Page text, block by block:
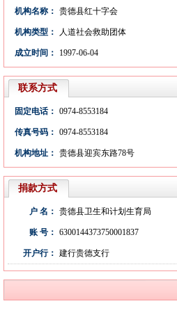
机构名称： 贵德县红十字会
机构类型： 人道社会救助团体
成立时间： 1997-06-04
联系方式
固定电话： 0974-8553184
传真号码： 0974-8553184
机构地址： 贵德县迎宾东路78号
捐款方式
户 名： 贵德县卫生和计划生育局
账 号： 6300144373750001837
开户行： 建行贵德支行